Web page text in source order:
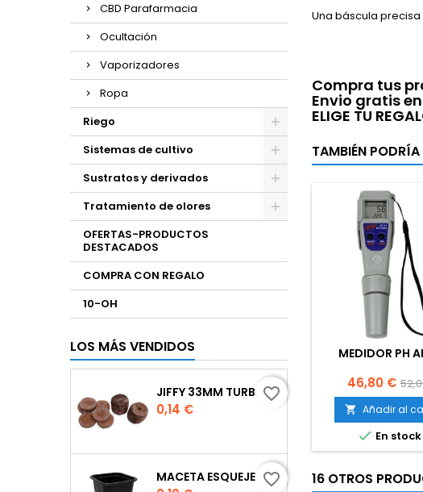
CBD Parafarmacia
Ocultación
Vaporizadores
Ropa
Riego
Sistemas de cultivo
Sustratos y derivados
Tratamiento de olores
OFERTAS-PRODUCTOS
DESTACADOS
COMPRA CON REGALO
10-OH
LOS MÁS VENDIDOS
JIFFY 33MM TURBA
Precio
0,14 €
favorite_border
MACETA ESQUEJE 7X7X8 CM.
favorite_border
Una báscula
Compra tus
Envio gratis
ELIGE TU
TAMBIÉN PODRÍA
MEDIDOR PH
Precio
46,80 €
base
 Añadir al
 En stock
16 OTROS